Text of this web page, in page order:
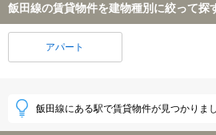
飯田線の賃貸物件を建物種別に絞って探
アパート
飯田線にある駅で賃貸物件が見つかりま